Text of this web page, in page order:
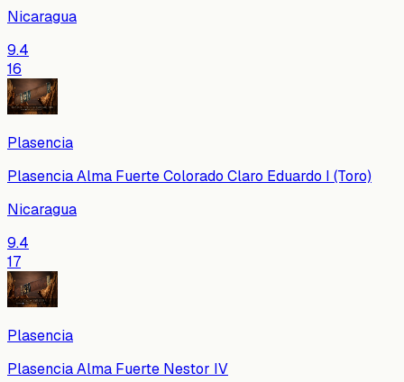
Nicaragua
9.4
16
Plasencia
Plasencia Alma Fuerte Colorado Claro Eduardo I (Toro)
Nicaragua
9.4
17
Plasencia
Plasencia Alma Fuerte Nestor IV